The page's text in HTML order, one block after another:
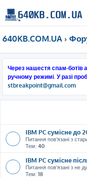
640KB.COM.UA
Через нашестя спам-ботів
ручному режимі. У разі
stbreakpoint@gmail.com
IBM PC сумісне до
Питання пов'язані з
Тем: 40
IBM PC сумісне
Питання пов'язані з не
Тем: 18